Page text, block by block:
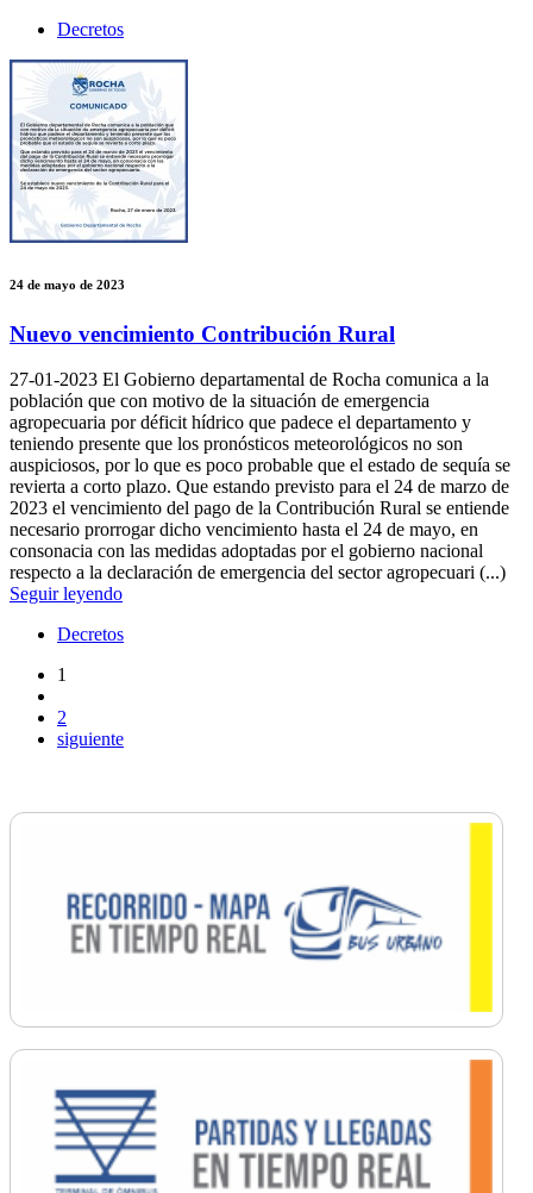
Decretos
24 de mayo de 2023
Nuevo vencimiento Contribución Rural
27-01-2023 El Gobierno departamental de Rocha comunica a la
población que con motivo de la situación de emergencia
agropecuaria por déficit hídrico que padece el departamento y
teniendo presente que los pronósticos meteorológicos no son
auspiciosos, por lo que es poco probable que el estado de sequía se
revierta a corto plazo. Que estando previsto para el 24 de marzo de
2023 el vencimiento del pago de la Contribución Rural se entiende
necesario prorrogar dicho vencimiento hasta el 24 de mayo, en
consonacia con las medidas adoptadas por el gobierno nacional
respecto a la declaración de emergencia del sector agropecuari (...)
Seguir leyendo
Decretos
1
2
siguiente